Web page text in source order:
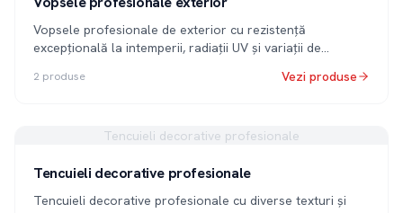
Vopsele profesionale de exterior cu rezistență
excepțională la intemperii, radiații UV și variații de
din România.
2 produse Vezi produse
Tencuieli decorative profesionale
Tencuieli decorative profesionale
Tencuieli decorative profesionale cu diverse texturi și